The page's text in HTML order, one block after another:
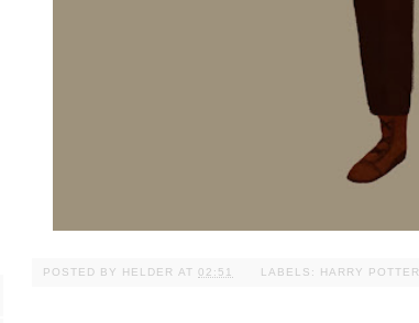
POSTED BY HELDER AT 02:51 LABELS: HARRY POTTER